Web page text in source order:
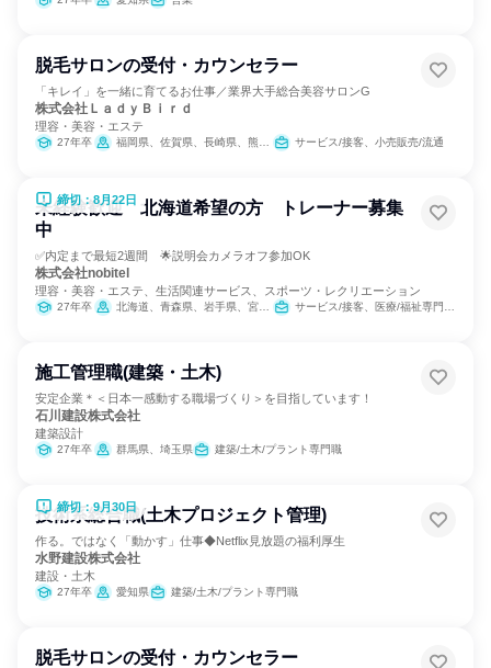
脱毛サロンの受付・カウンセラー
「キレイ」を一緒に育てるお仕事／業界大手総合美容サロンG
株式会社ＬａｄｙＢｉｒｄ
理容・美容・エステ
27年卒 福岡県、佐賀県、長崎県、熊本県、大分県、宮崎県 サービス/接客、小売販売/流通
締切：8月22日
未経験歓迎 北海道希望の方 トレーナー募集
中
✅内定まで最短2週間 🌟説明会カメラオフ参加OK
株式会社nobitel
理容・美容・エステ、生活関連サービス、スポーツ・レクリエーション
27年卒 北海道、青森県、岩手県、宮城県、秋田県、山形県、福島県、茨城県、栃木県、群馬県、埼玉県、千葉県、東京都、神奈川県、新潟県、富山県、石川県、福井県、山梨県、長野県、岐阜県、静岡県、愛知県、三重県、滋賀県、京都府、大阪府、兵庫県、奈良県、和歌山県、鳥取県、島根県、岡山県、広島県、山口県、徳島県、香川県、愛媛県、高知県、福岡県、佐賀県、長崎県、熊本県、大分県、宮崎県、鹿児島県、沖縄県 サービス/接客、医療/福祉専門職、教育/保育専門職、小売販売/流通
施工管理職(建築・土木)
安定企業＊＜日本一感動する職場づくり＞を目指しています！
石川建設株式会社
建築設計
27年卒 群馬県、埼玉県 建築/土木/プラント専門職
締切：9月30日
技術系総合職(土木プロジェクト管理)
作る。ではなく「動かす」仕事◆Netflix見放題の福利厚生
水野建設株式会社
建設・土木
27年卒 愛知県 建築/土木/プラント専門職
脱毛サロンの受付・カウンセラー